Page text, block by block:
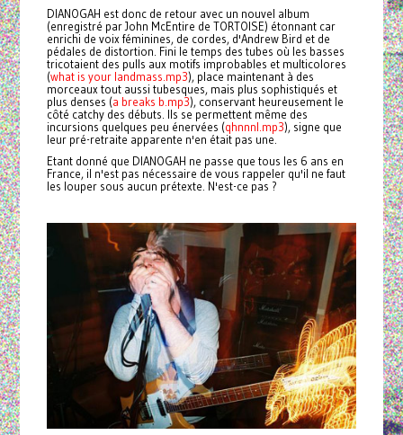
DIANOGAH est donc de retour avec un nouvel album
(enregistré par John McEntire de TORTOISE) étonnant car
enrichi de voix féminines, de cordes, d'Andrew Bird et de
pédales de distortion. Fini le temps des tubes où les basses
tricotaient des pulls aux motifs improbables et multicolores
(what is your landmass.mp3), place maintenant à des
morceaux tout aussi tubesques, mais plus sophistiqués et
plus denses (a breaks b.mp3), conservant heureusement le
côté catchy des débuts. Ils se permettent même des
incursions quelques peu énervées (qhnnnl.mp3), signe que
leur pré-retraite apparente n'en était pas une.
Etant donné que DIANOGAH ne passe que tous les 6 ans en
France, il n'est pas nécessaire de vous rappeler qu'il ne faut
les louper sous aucun prétexte. N'est-ce pas ?